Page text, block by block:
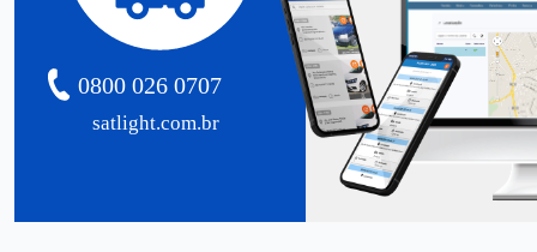
satlight.com.br
0800 026 0707